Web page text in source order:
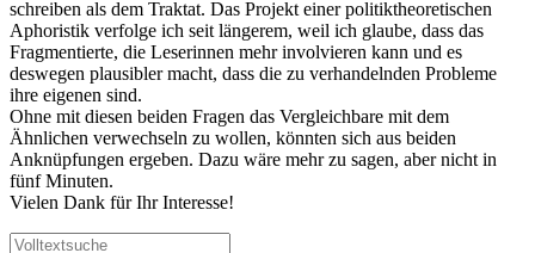
schreiben als dem Traktat. Das Projekt einer politiktheoretischen
Aphoristik verfolge ich seit längerem, weil ich glaube, dass das
Fragmentierte, die Leserinnen mehr involvieren kann und es
deswegen plausibler macht, dass die zu verhandelnden Probleme
ihre eigenen sind.
Ohne mit diesen beiden Fragen das Vergleichbare mit dem
Ähnlichen verwechseln zu wollen, könnten sich aus beiden
Anknüpfungen ergeben. Dazu wäre mehr zu sagen, aber nicht in
fünf Minuten.
Vielen Dank für Ihr Interesse!